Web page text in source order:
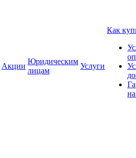
Акции
Юридическим
лицам
Услуги
Как